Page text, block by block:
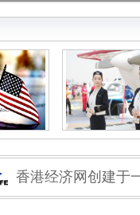
香港经济网创建于